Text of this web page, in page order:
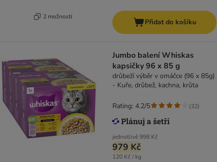
2 možností
Přidat do košíku
Jumbo balení Whiskas
kapsičky 96 x 85 g
drůbeží výběr v omáčce (96 x 85g)
- Kuře, drůbež, kachna, krůta
jednotlivě998 Kč
979 Kč
120 Kč / kg
Rating: 4.2/5 (32)